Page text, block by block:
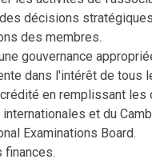
décisions
des membres.
gouvernance
dans l'intérêt de tous
en remplissant les
et du
Examinations Board.
finances.